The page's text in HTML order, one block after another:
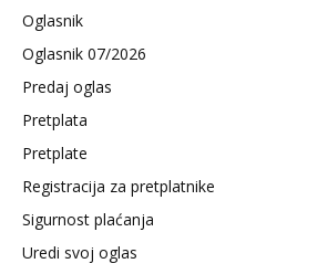
Oglasnik
Oglasnik 07/2026
Predaj oglas
Pretplata
Pretplate
Registracija za pretplatnike
Sigurnost plaćanja
Uredi svoj oglas